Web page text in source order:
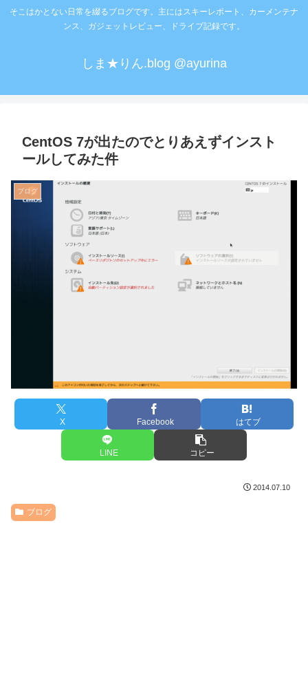
そこはかとない日常を綴るブログです。主にはスキーレポート、カーメンテナ
ンス、ガジェットレビュー、ドライブ記録です。
しま★りん.blog @ayurina
CentOS 7が出たのでとりあえずインスト
ールしてみた件
ブログ
X Facebook はてブ
LINE コピー
2014.07.10
ブログ